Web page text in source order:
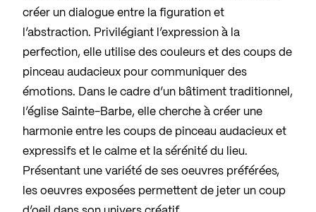
créer un dialogue entre la figuration et
l’abstraction. Privilégiant l’expression à la
perfection, elle utilise des couleurs et des coups de
pinceau audacieux pour communiquer des
émotions. Dans le cadre d’un bâtiment traditionnel,
l’église Sainte-Barbe, elle cherche à créer une
harmonie entre les coups de pinceau audacieux et
expressifs et le calme et la sérénité du lieu.
Présentant une variété de ses oeuvres préférées,
les oeuvres exposées permettent de jeter un coup